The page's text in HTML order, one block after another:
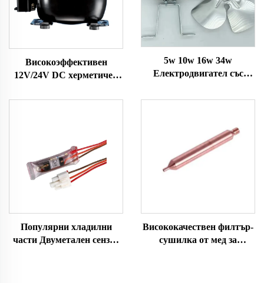
Високоэффективен
12V/24V DC херметичен
рефрижераторни системи
5w 10w 16w 34w
Електродвигател със
Вентилатор за хладилник
Двигател за замразителна
камера
Популярни хладилни
части Двуметален сензор
Висококачествен филтър-
сушилка от мед за